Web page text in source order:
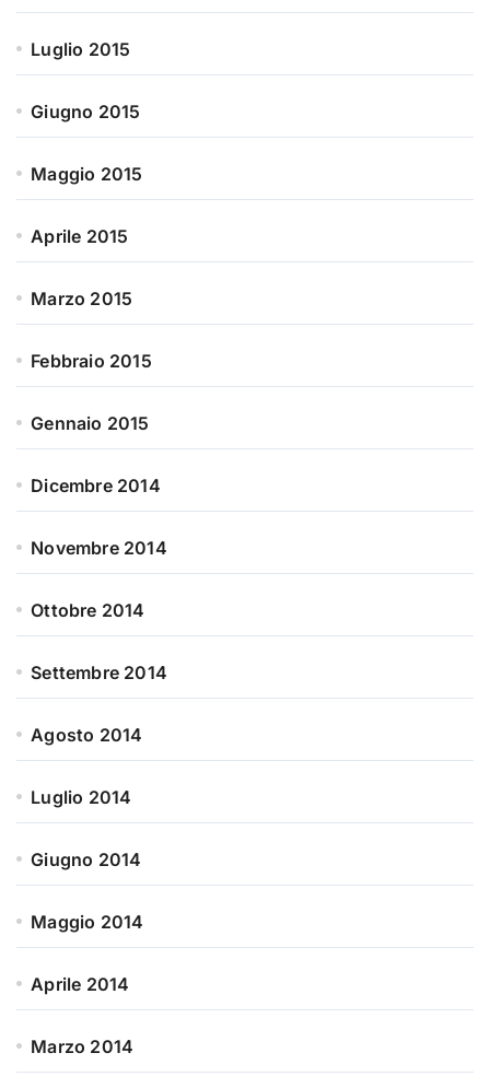
Luglio 2015
Giugno 2015
Maggio 2015
Aprile 2015
Marzo 2015
Febbraio 2015
Gennaio 2015
Dicembre 2014
Novembre 2014
Ottobre 2014
Settembre 2014
Agosto 2014
Luglio 2014
Giugno 2014
Maggio 2014
Aprile 2014
Marzo 2014